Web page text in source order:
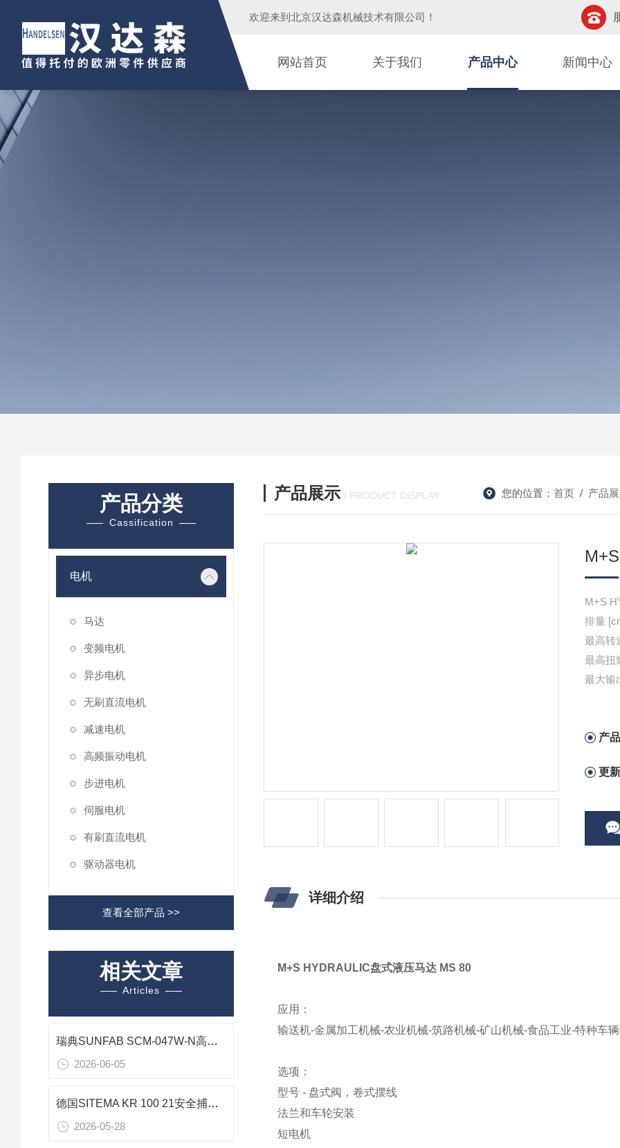
欢迎来到 北京汉达森机械技术有限公司 ！
网站首页 关于我们 产品中心 新闻中心
产品分类
Cassification
电机
马达
变频电机
异步电机
无刷直流电机
减速电机
高频振动电机
步进电机
伺服电机
有刷直流电机
驱动器电机
查看全部产品 >>
相关文章
Articles
瑞典SUNFAB SCM-047W-N高压柱塞马达在油气行业的应用技术解析
2026-06-05
德国SITEMA KR 100 21安全捕手：大型升降平台220kN重载防坠核心装置
2026-05-28
产品展示 / PRODUCT DISPLAY 您的位置： 首页 / 产品
M+S
产
更
详细介绍
M+S HYDRAULIC盘式液压马达 MS 80
应用：
输送机-金属加工机械-农业机械-筑路机械-矿山机械-食品工业-特种车
选项：
型号 - 盘式阀，卷式摆线
法兰和车轮安装
短电机